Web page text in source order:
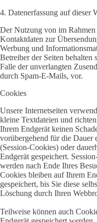
4. Datenerfassung auf dieser
Der Nutzung von im
Kontaktdaten zur
Werbung und
Betreiber der Seiten
Falle der unverlangten
durch Spam-E-Mails, vor.
Cookies
Unsere Internetseiten
kleine Textdateien und
Ihrem Endgerät keinen
vorübergehend für die Dauer
(Session-Cookies) oder
Endgerät gespeichert.
werden nach Ende Ihres
Cookies bleiben auf Ihrem
gespeichert, bis Sie diese
Löschung durch Ihren
Teilweise können auch